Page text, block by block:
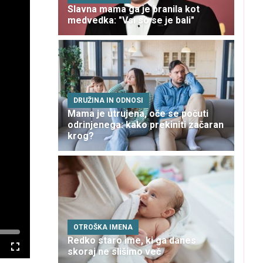
Celozaslonski
način
Slavna mama ga je branila kot
medvedka: "Vsi so se je bali"
DRUŽINA IN ODNOSI
Mama je utrujena, oče se počuti
odrinjenega: kako prekiniti začaran
krog?
OTROŠKA IMENA
Redko staro ime, ki ga danes
skoraj ne slišimo več